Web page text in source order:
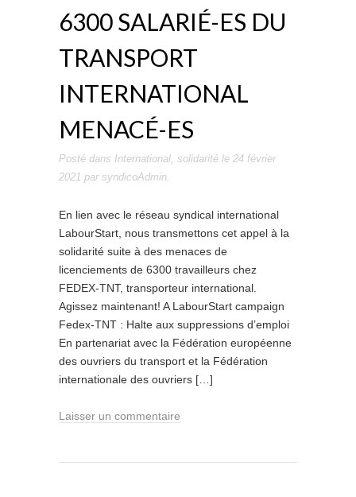
6300 SALARIÉ-ES DU
TRANSPORT
INTERNATIONAL
MENACÉ-ES
Posté dans International, solidarité le 24 février
2021 par syndicoAdmin.
En lien avec le réseau syndical international
LabourStart, nous transmettons cet appel à la
solidarité suite à des menaces de
licenciements de 6300 travailleurs chez
FEDEX-TNT, transporteur international.
Agissez maintenant! A LabourStart campaign
Fedex-TNT : Halte aux suppressions d’emploi
En partenariat avec la Fédération européenne
des ouvriers du transport et la Fédération
internationale des ouvriers […]
Laisser un commentaire